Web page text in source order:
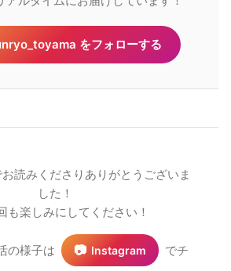
をフォローする
読みくださりありがとうございま
した！
も楽しみにしてください！
の様子は 📷 Instagram
でチ